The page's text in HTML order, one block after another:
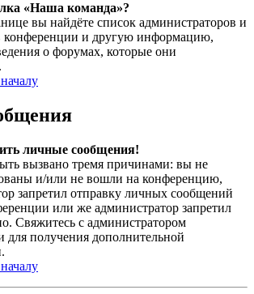
«Наша команда»?
вы найдёте список администраторов и
конференции и другую информацию,
о форумах, которые они
личные сообщения!
вызвано тремя причинами: вы не
и/или не вошли на конференцию,
запретил отправку личных сообщений
или же администратор запретил
Свяжитесь с администратором
для получения дополнительной